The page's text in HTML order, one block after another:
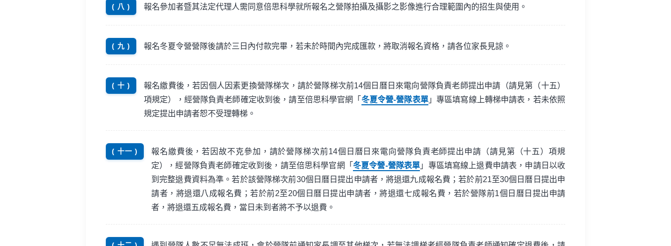
( 八 ) 報名參加者暨其法定代理人需同意倍思科學就所報名之營隊拍攝及攝影之影像進行合理範圍內的招生與使用。
( 九 ) 報名冬夏令營營隊後請於三日內付款完畢，若未於時間內完成匯款，將取消報名資格，請各位家長見諒。
( 十 )
報名繳費後，若因個人因素更換營隊梯次，請於營隊梯次前14個日曆日來電向營隊負責老師提出申請（請見第（十五）
項規定），經營隊負責老師確定收到後，請至倍思科學官網「冬夏令營-營隊表單」專區填寫線上轉梯申請表，若未依照
規定提出申請者恕不受理轉梯。
( 十一 )
報名繳費後，若因故不克參加，請於營隊梯次前14個日曆日來電向營隊負責老師提出申請（請見第（十五）項規
定），經營隊負責老師確定收到後，請至倍思科學官網「冬夏令營-營隊表單 」專區填寫線上退費申請表，申請日以收
到完整退費資料為準。若於該營隊梯次前30個日曆日提出申請者，將退還九成報名費；若於前21至30個日曆日提出申
請者，將退還八成報名費；若於前2至20個日曆日提出申請者，將退還七成報名費，若於營隊前1個日曆日提出申請
者，將退還五成報名費，當日未到者將不予以退費。